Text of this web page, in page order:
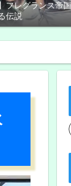
フレグランス帝
伝説